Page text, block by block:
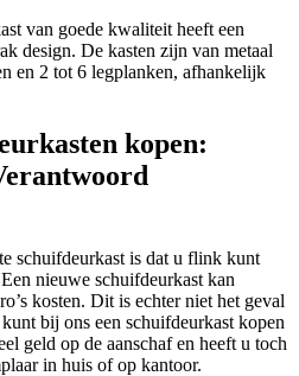
van goede kwaliteit heeft een
design. De kasten zijn van metaal
en 2 tot 6 legplanken, afhankelijk
kopen:
schuifdeurkast is dat u flink kunt
nieuwe schuifdeurkast kan
kosten. Dit is echter niet het geval
bij ons een schuifdeurkast kopen
geld op de aanschaf en heeft u toch
in huis of op kantoor.